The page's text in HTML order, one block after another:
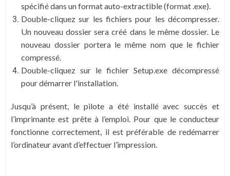
spécifié dans un format auto-extractible (format .exe).
Double-cliquez sur les fichiers pour les décompresser.
Un nouveau dossier sera créé dans le même dossier. Le
nouveau dossier portera le même nom que le fichier
compressé.
Double-cliquez sur le fichier Setup.exe décompressé
pour démarrer l'installation.
Jusqu’à présent, le pilote a été installé avec succès et
l’imprimante est prête à l’emploi. Pour que le conducteur
fonctionne correctement, il est préférable de redémarrer
l’ordinateur avant d’effectuer l’impression.